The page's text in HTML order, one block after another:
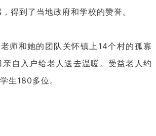
得到了当地政府和学校的赞誉。
和她的团队关怀镇上14个村的孤寡
自入户给老人送去温暖。受益老人约
生180多位。